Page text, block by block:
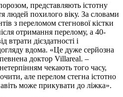
представляють істотну
людей похилого віку. За словами
з переломом стегнової кістки
отримання перелому, а 40-
втрати дієздатності і
вдома. «Це дуже серйозна
доктор Villareal. –
чекають того часу,
але перелом стегна істотно
може прикувати до ліжка».